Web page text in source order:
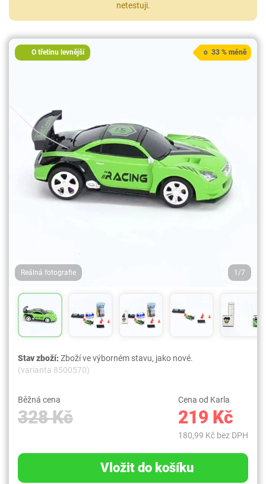
netestuji.
O třetinu levnější
Reálná fotografie 1/7
o 33 % méně
Stav zboží:Zboží ve výborném stavu, jako nové.
(varianta 8500570)
Běžná cena
328 Kč
Cena od Karla
219 Kč
180,99 Kč bez DPH
Vložit do košíku